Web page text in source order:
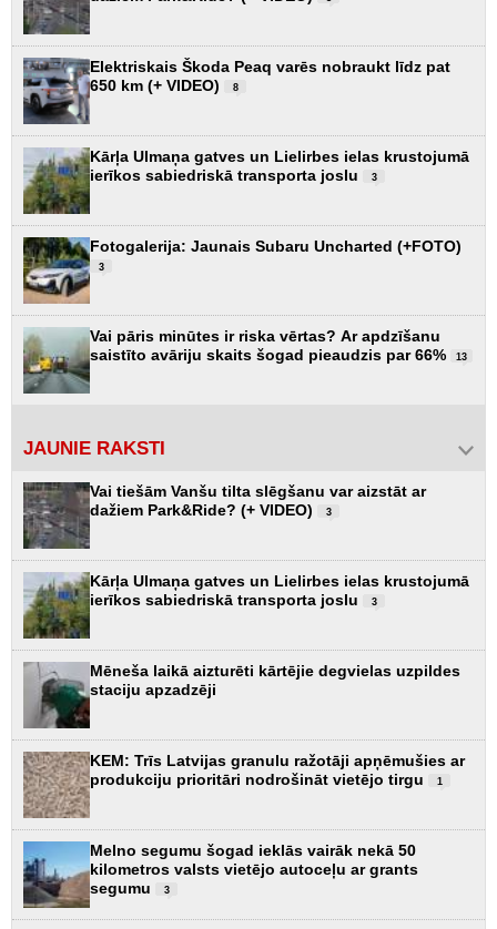
Elektriskais Škoda Peaq varēs nobraukt līdz pat
650 km (+ VIDEO)
8
Kārļa Ulmaņa gatves un Lielirbes ielas krustojumā
ierīkos sabiedriskā transporta joslu
3
Fotogalerija: Jaunais Subaru Uncharted (+FOTO)
3
Vai pāris minūtes ir riska vērtas? Ar apdzīšanu
saistīto avāriju skaits šogad pieaudzis par 66%
13
JAUNIE RAKSTI
Vai tiešām Vanšu tilta slēgšanu var aizstāt ar
dažiem Park&Ride? (+ VIDEO)
3
Kārļa Ulmaņa gatves un Lielirbes ielas krustojumā
ierīkos sabiedriskā transporta joslu
3
Mēneša laikā aizturēti kārtējie degvielas uzpildes
staciju apzadzēji
KEM: Trīs Latvijas granulu ražotāji apņēmušies ar
produkciju prioritāri nodrošināt vietējo tirgu
1
Melno segumu šogad ieklās vairāk nekā 50
kilometros valsts vietējo autoceļu ar grants
segumu
3